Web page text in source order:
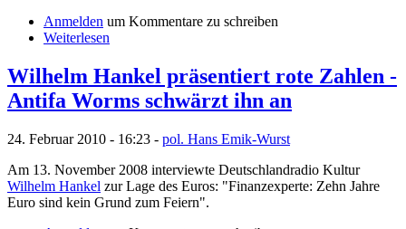
Anmelden um Kommentare zu schreiben
Weiterlesen
Wilhelm Hankel präsentiert rote Zahlen -
Antifa Worms schwärzt ihn an
24. Februar 2010 - 16:23 - pol. Hans Emik-Wurst
Am 13. November 2008 interviewte Deutschlandradio Kultur
Wilhelm Hankel zur Lage des Euros: "Finanzexperte: Zehn Jahre
Euro sind kein Grund zum Feiern".